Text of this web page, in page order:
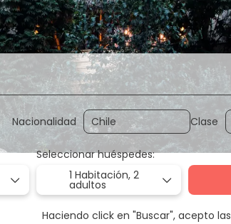
Autos Paquetes
Nacionalidad Clase
Seleccionar huéspedes:
1 Habitación,2
adultos
Haciendo click en "Buscar", acepto las